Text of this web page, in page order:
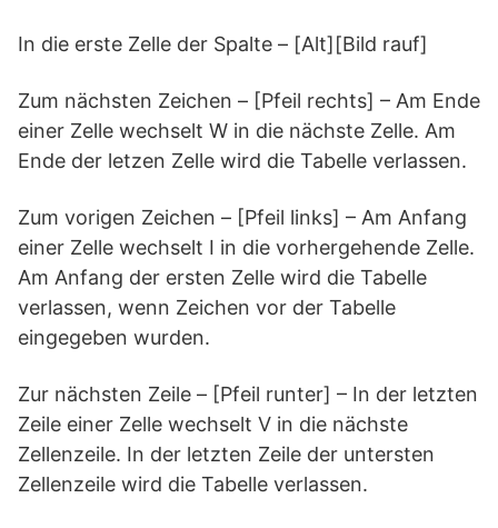
In die erste Zelle der Spalte – [Alt][Bild rauf]
Zum nächsten Zeichen – [Pfeil rechts] – Am Ende
einer Zelle wechselt W in die nächste Zelle. Am
Ende der letzen Zelle wird die Tabelle verlassen.
Zum vorigen Zeichen – [Pfeil links] – Am Anfang
einer Zelle wechselt I in die vorhergehende Zelle.
Am Anfang der ersten Zelle wird die Tabelle
verlassen, wenn Zeichen vor der Tabelle
eingegeben wurden.
Zur nächsten Zeile – [Pfeil runter] – In der letzten
Zeile einer Zelle wechselt V in die nächste
Zellenzeile. In der letzten Zeile der untersten
Zellenzeile wird die Tabelle verlassen.